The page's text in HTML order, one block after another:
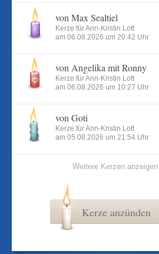
von Max Sealtiel
Kerze für Ann-Kristin Lott
am 06.08.2026 um 20:42 Uhr
von Angelika mit Ronny
Kerze für Ann-Kristin Lott
am 06.08.2026 um 10:27 Uhr
von Goti
Kerze für Ann-Kristin Lott
am 05.08.2026 um 21:54 Uhr
Weitere Kerzen anzeigen
Kerze anzünden